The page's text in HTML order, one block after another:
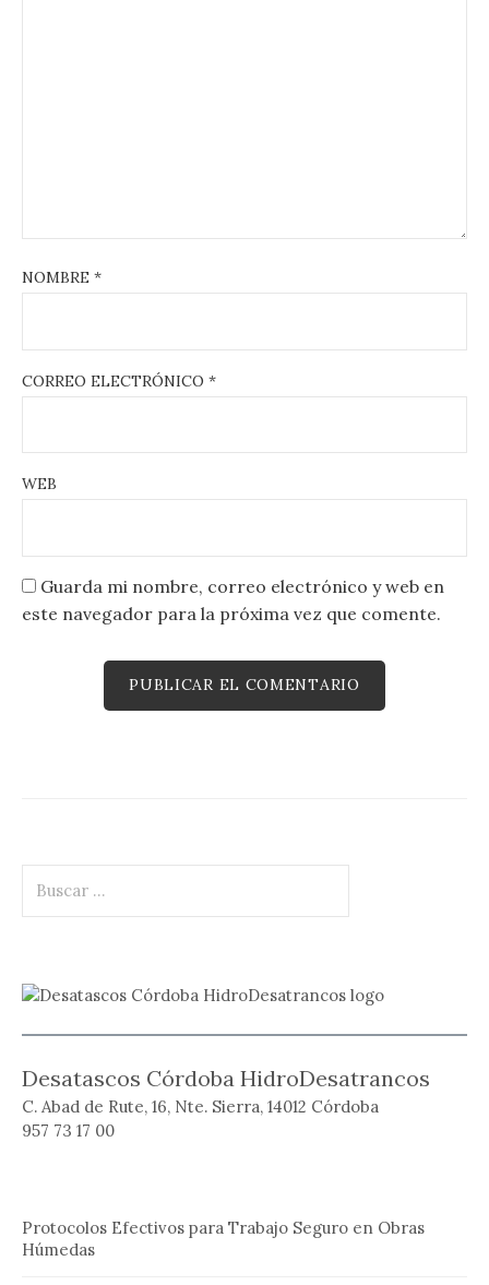
NOMBRE *
CORREO ELECTRÓNICO *
WEB
Guarda mi nombre, correo electrónico y web en
este navegador para la próxima vez que comente.
Desatascos Córdoba HidroDesatrancos
C. Abad de Rute, 16, Nte. Sierra, 14012 Córdoba
957 73 17 00
Protocolos Efectivos para Trabajo Seguro en Obras
Húmedas